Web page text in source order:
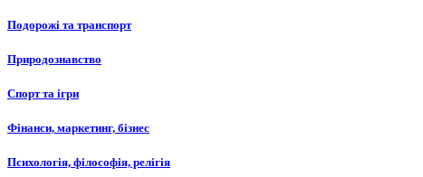
Подорожі та транспорт
Природознавство
Спорт та ігри
Фінанси, маркетинг, бізнес
Психологія, філософія, релігія